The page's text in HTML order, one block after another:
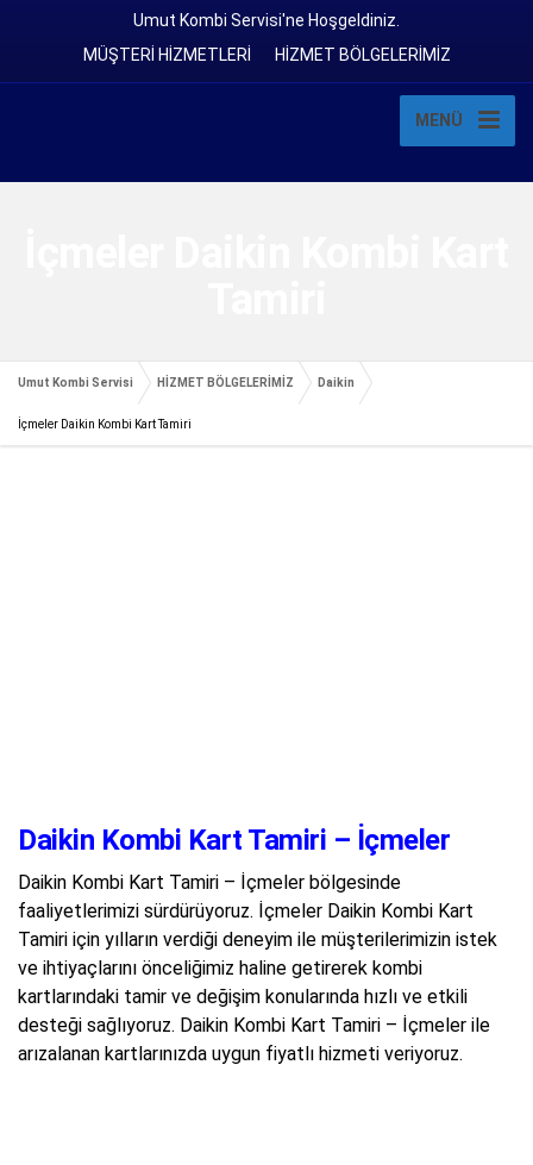
Umut Kombi Servisi'ne Hoşgeldiniz.
MÜŞTERİ HİZMETLERİ
HİZMET BÖLGELERİMİZ
MENÜ
Umut Kombi Servisi HİZMET BÖLGELERİMİZ Daikin
İçmeler Daikin Kombi Kart Tamiri
Daikin Kombi Kart Tamiri – İçmeler
Daikin Kombi Kart Tamiri – İçmeler bölgesinde
faaliyetlerimizi sürdürüyoruz. İçmeler Daikin Kombi Kart
Tamiri için yılların verdiği deneyim ile müşterilerimizin istek
ve ihtiyaçlarını önceliğimiz haline getirerek kombi
kartlarındaki tamir ve değişim konularında hızlı ve etkili
desteği sağlıyoruz. Daikin Kombi Kart Tamiri – İçmeler ile
arızalanan kartlarınızda uygun fiyatlı hizmeti veriyoruz.